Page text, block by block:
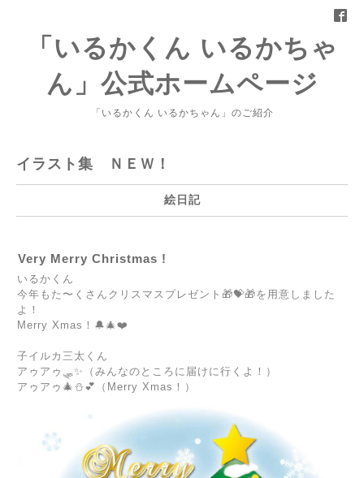
「いるかくん いるかちゃ
ん」公式ホームページ
「いるかくん いるかちゃん」のご紹介
イラスト集 ＮＥＷ！
絵日記
Very Merry Christmas !
いるかくん
今年もた〜くさんクリスマスプレゼント🎁💝🎁を用意しました
よ！
Merry Xmas！ 🔔🎄❤️
子イルカ三太くん
アゥアゥ🛷✨（みんなのところに届けに行くよ！）
アゥアゥ🎄⛄️💕（Merry Xmas！）